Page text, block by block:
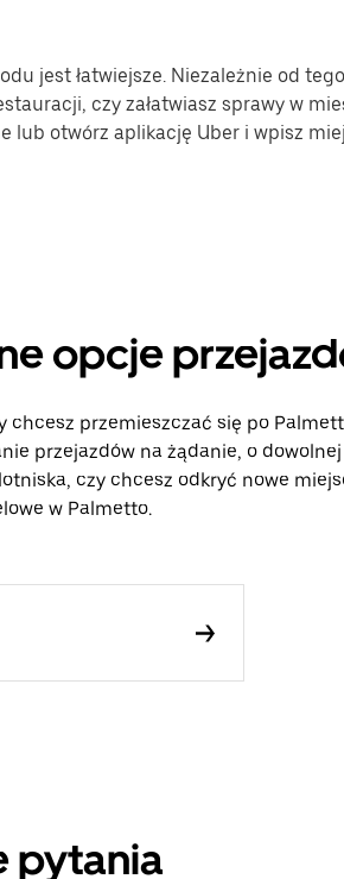
jest łatwiejsze. Niezależnie od
czy załatwiasz sprawy w
lub otwórz aplikację Uber i wpisz
opcje
chcesz przemieszczać się po
przejazdów na żądanie, o
czy chcesz odkryć nowe
w Palmetto.
pytania